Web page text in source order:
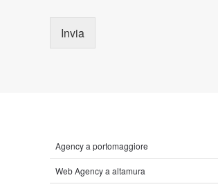
Invia
Agency a portomaggiore
Web Agency a altamura